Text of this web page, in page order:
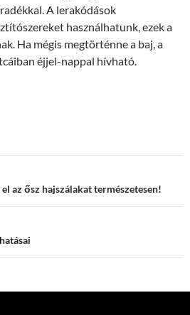
A lerakódások
használhatunk, ezek a
Ha mégis megtörténne a baj, a
éjjel-nappal hívható.
az ősz hajszálakat természetesen!